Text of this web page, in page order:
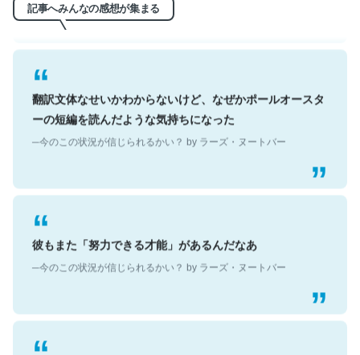
記事へみんなの感想が集まる
翻訳文体なせいかわからないけど、なぜかポールオースタ
ーの短編を読んだような気持ちになった
─今のこの状況が信じられるかい？ by ラーズ・ヌートバー
彼もまた「努力できる才能」があるんだなあ
─今のこの状況が信じられるかい？ by ラーズ・ヌートバー